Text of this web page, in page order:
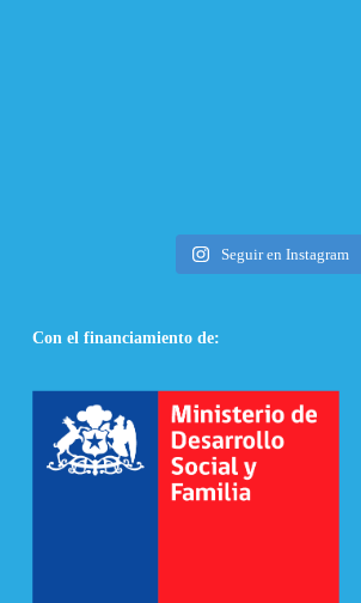
Seguir en Instagram
Con el financiamiento de: